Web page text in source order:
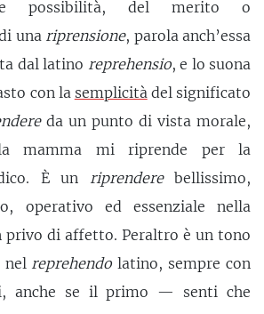
possibilità, del merito o
una riprensione, parola anch’essa
dal latino reprehensio, e lo suona
con la semplicità del significato
da un punto di vista morale,
mamma mi riprende per la
È un
riprenderebellissimo,
operativo ed essenziale nella
privo di affetto. Peraltro è un tono
nel reprehendo latino, sempre con
anche se il primo — senti che